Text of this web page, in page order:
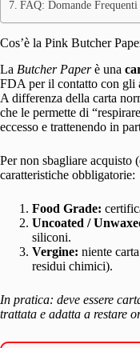
FAQ: Domande Frequenti
Cos’è la Pink Butcher
La Butcher Paperè una
FDA per il contatto con gli
A differenza della carta
che le permette di
eccesso e trattenendo in
Per non sbagliare acquisto
caratteristiche obbligatorie:
Food Grade:
Uncoated /
siliconi.
Vergine: niente
residui chimici).
In pratica: deve essere
trattata e adatta a restare